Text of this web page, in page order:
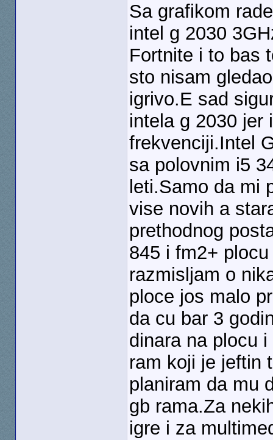
Sa grafikom
intel g 2030
Fortnite i to bas
sto nisam
igrivo.E sad
intela g 2030 jer
frekvenciji.Intel
sa polovnim i5
leti.Samo da mi
vise novih a
prethodnog
845 i fm2+
razmisljam o
ploce jos malo
da cu bar 3
dinara na plocu
ram koji je jeftin
planiram da mu
gb rama.Za
igre i za